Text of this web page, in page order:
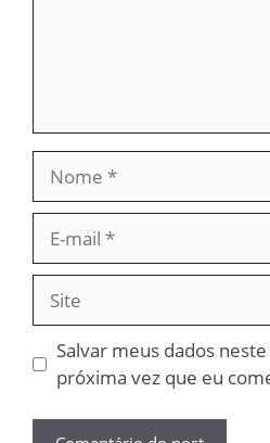
mail
Site
Salvar meus dados
próxima vez que eu